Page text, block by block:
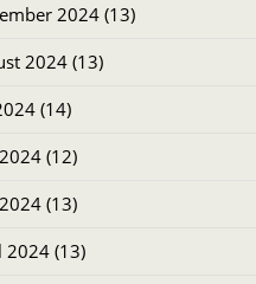
2024 (13)
2024 (13)
(14)
(12)
(13)
2024 (13)